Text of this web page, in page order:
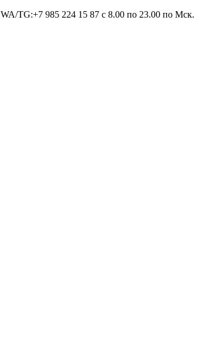
TG:+7 985 224 15 87 c 8.00 по 23.00 по Мcк.